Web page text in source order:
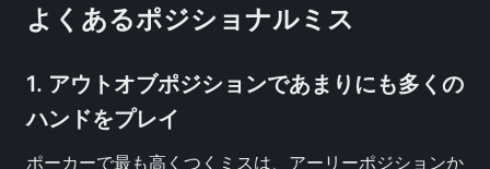
よくあるポジショナルミス
1. アウトオブポジションであまりにも多くの
ハンドをプレイ
ポーカーで最も高くつくミスは、アーリーポジションか